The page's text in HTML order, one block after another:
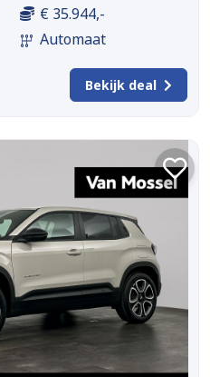
€ 35.944,-
Automaat
Bekijk deal